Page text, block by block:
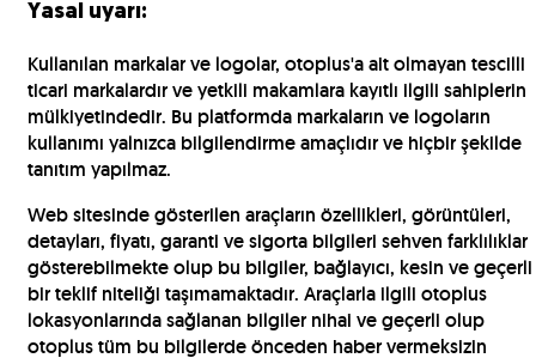
Yasal uyarı:
Kullanılan markalar ve logolar, otoplus'a ait olmayan tescilli
ticari markalardır ve yetkili makamlara kayıtlı ilgili sahiplerin
mülkiyetindedir. Bu platformda markaların ve logoların
kullanımı yalnızca bilgilendirme amaçlıdır ve hiçbir şekilde
tanıtım yapılmaz.
Web sitesinde gösterilen araçların özellikleri, görüntüleri,
detayları, fiyatı, garanti ve sigorta bilgileri sehven farklılıklar
gösterebilmekte olup bu bilgiler, bağlayıcı, kesin ve geçerli
bir teklif niteliği taşımamaktadır. Araçlarla ilgili otoplus
lokasyonlarında sağlanan bilgiler nihai ve geçerli olup
otoplus tüm bu bilgilerde önceden haber vermeksizin